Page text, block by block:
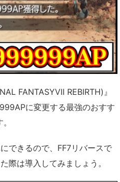
FANTASYVII REBIRTH)』
に変更する最強のおすす
できるので、FF7リバースで
際は導入してみましょう。